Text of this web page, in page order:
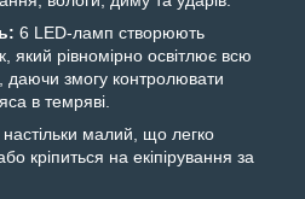
6 LED-ламп створюють
який рівномірно освітлює всю
змогу контролювати
в темряві.
настільки малий, що легко
кріпиться на екіпірування за